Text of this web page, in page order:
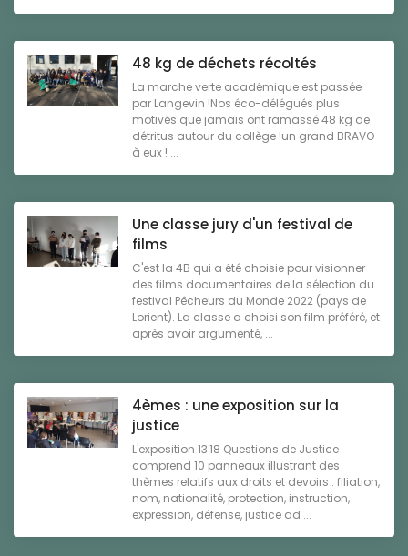
48 kg de déchets récoltés
La marche verte académique est passée
par Langevin !Nos éco-délégués plus
motivés que jamais ont ramassé 48 kg de
détritus autour du collège !un grand BRAVO
à eux ! ...
Une classe jury d'un festival de
films
C'est la 4B qui a été choisie pour visionner
des films documentaires de la sélection du
festival Pêcheurs du Monde 2022 (pays de
Lorient). La classe a choisi son film préféré, et
après avoir argumenté, ...
4èmes : une exposition sur la
justice
L'exposition 13·18 Questions de Justice
comprend 10 panneaux illustrant des
thèmes relatifs aux droits et devoirs : filiation,
nom, nationalité, protection, instruction,
expression, défense, justice ad ...